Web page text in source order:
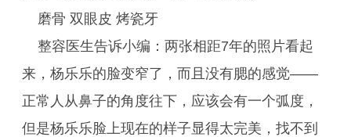
磨骨 双眼皮 烤瓷牙
整容医生告诉小编：两张相距7年的照片看起
来，杨乐乐的脸变窄了，而且没有腮的感觉——
正常人从鼻子的角度往下，应该会有一个弧度，
但是杨乐乐脸上现在的样子显得太完美，找不到